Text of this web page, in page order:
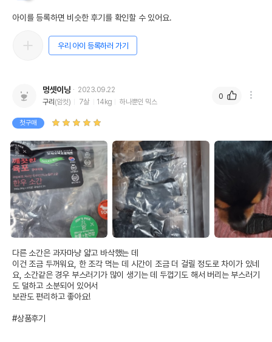
아이를 등록하면 비슷한 후기를 확인할 수 있어요.
우리 아이 등록하러 가기
멍셋이냥
2023.09.22
구리 (암컷) 7살 14kg 하나뿐인 믹스
첫구매
다른 소간은 과자마냥 얇고 바삭했는 데
이건 조금 두꺼워요, 한 조각 먹는 데 시간이 조금 더 걸릴 정도로 차이가 있네
요, 소간같은 경우 부스러기가 많이 생기는 데 두껍기도 해서 버리는 부스러기
도 덜하고 소분되어 있어서
보관도 편리하고 좋아요!
#상품후기
0